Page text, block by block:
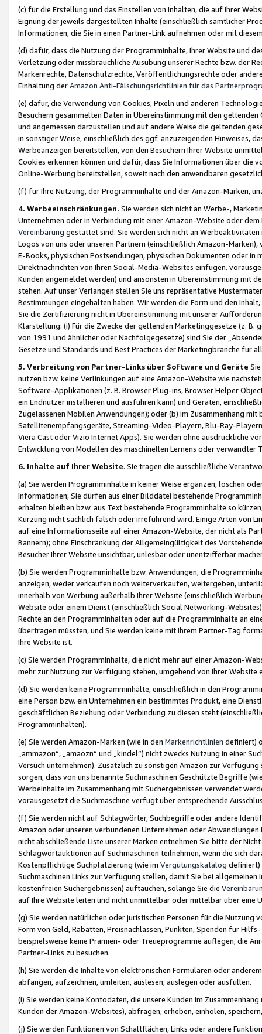
(c) für die Erstellung und das Einstellen von Inhalten, die auf Ihrer
Eignung der jeweils dargestellten Inhalte (einschließlich sämtlicher
Informationen, die Sie in einen Partner-Link aufnehmen oder mit
(d) dafür, dass die Nutzung der Programminhalte, Ihrer Website und
Verletzung oder missbräuchliche Ausübung unserer Rechte bzw. der
Markenrechte, Datenschutzrechte, Veröffentlichungsrechte oder
Einhaltung derAmazon Anti-Fälschungsrichtlinien für das
(e) dafür, die Verwendung von Cookies, Pixeln und anderen
Besuchern gesammelten Daten in Übereinstimmung mit den
und angemessen darzustellen und auf andere Weise die geltenden
in sonstiger Weise, einschließlich des ggf. anzuzeigenden Hinweises,
Werbeanzeigen bereitstellen, von den Besuchern Ihrer Website
Cookies erkennen können und dafür, dass Sie Informationen über die
Online-Werbung bereitstellen, soweit nach den anwendbaren
(f) für Ihre Nutzung, der Programminhalte und der Amazon-Marken,
4. Werbeeinschränkungen. Sie werden sich nicht an Werbe-,
Unternehmen oder in Verbindung mit einer Amazon-Website oder
Vereinbarung gestattet sind. Sie werden sich nicht an
Logos von uns oder unseren Partnern (einschließlich Amazon-
E-Books, physischen Postsendungen, physischen Dokumenten oder in
Direktnachrichten von Ihren Social-Media-Websites einfügen.
Kunden angemeldet werden) und ansonsten in Übereinstimmung mit
stehen. Auf unser Verlangen stellen Sie uns repräsentative
Bestimmungen eingehalten haben. Wir werden die Form und den
Sie die Zertifizierung nicht in Übereinstimmung mit unserer
Klarstellung: (i) Für die Zwecke der geltenden Marketinggesetze (z. B.
von 1991 und ähnlicher oder Nachfolgegesetze) sind Sie der
Gesetze und Standards und Best Practices der Marketingbranche für
5. Verbreitung von Partner-Links über Software und Geräte
nutzen bzw. keine Verlinkungen auf eine Amazon-Website wie
Software-Applikationen (z. B. Browser Plug-ins, Browser Helper
ein Endnutzer installieren und ausführen kann) und Geräten,
Zugelassenen Mobilen Anwendungen); oder (b) im Zusammenhang
Satellitenempfangsgeräte, Streaming-Video-Playern, Blu-Ray-
Viera Cast oder Vizio Internet Apps). Sie werden ohne ausdrückliche
Entwicklung von Modellen des maschinellen Lernens oder
6. Inhalte auf Ihrer Website. Sie tragen die ausschließliche
(a) Sie werden Programminhalte in keiner Weise ergänzen, löschen
Informationen; Sie dürfen aus einer Bilddatei bestehende
erhalten bleiben bzw. aus Text bestehende Programminhalte so
Kürzung nicht sachlich falsch oder irreführend wird. Einige Arten von
auf eine Informationsseite auf einer Amazon-Website, der nicht als
Bannern); ohne Einschränkung der Allgemeingültigkeit des
Besucher Ihrer Website unsichtbar, unlesbar oder unentzifferbar
(b) Sie werden Programminhalte bzw. Anwendungen, die
anzeigen, weder verkaufen noch weiterverkaufen, weitergeben,
innerhalb von Werbung außerhalb Ihrer Website (einschließlich
Website oder einem Dienst (einschließlich Social Networking-
Rechte an den Programminhalten oder auf die Programminhalte an
übertragen müssten, und Sie werden keine mit Ihrem Partner-Tag
Ihre Website ist.
(c) Sie werden Programminhalte, die nicht mehr auf einer Amazon-
mehr zur Nutzung zur Verfügung stehen, umgehend von Ihrer
(d) Sie werden keine Programminhalte, einschließlich in den
eine Person bzw. ein Unternehmen ein bestimmtes Produkt, eine
geschäftlichen Beziehung oder Verbindung zu diesen steht
Programminhalten).
(e) Sie werden Amazon-Marken (wie in den Markenrichtlinien definiert)
„ammazon“, „amaozn“ und „kindel“) nicht zwecks Nutzung in einer
Versuch unternehmen). Zusätzlich zu sonstigen Amazon zur
sorgen, dass von uns benannte Suchmaschinen Geschützte Begriffe
Werbeinhalte im Zusammenhang mit Suchergebnissen verwendet
vorausgesetzt die Suchmaschine verfügt über entsprechende
(f) Sie werden nicht auf Schlagwörter, Suchbegriffe oder andere
Amazon oder unseren verbundenen Unternehmen oder
nicht abschließende Liste unserer Marken entnehmen Sie bitte der
Schlagwortauktionen auf Suchmaschinen teilnehmen, wenn die sich
Kostenpflichtige Suchplatzierung (wie im Vergütungskatalog definiert)
Suchmaschinen Links zur Verfügung stellen, damit Sie bei
kostenfreien Suchergebnissen) auftauchen, solange Sie die
auf Ihre Website leiten und nicht unmittelbar oder mittelbar über eine
(g) Sie werden natürlichen oder juristischen Personen für die Nutzung
Form von Geld, Rabatten, Preisnachlässen, Punkten, Spenden für
beispielsweise keine Prämien- oder Treueprogramme auflegen, die
Partner-Links zu besuchen.
(h) Sie werden die Inhalte von elektronischen Formularen oder
abfangen, aufzeichnen, umleiten, auslesen, auslegen oder ausfüllen.
(i) Sie werden keine Kontodaten, die unsere Kunden im
Kunden der Amazon-Websites), abfragen, erheben, einholen,
(j) Sie werden Funktionen von Schaltflächen, Links oder andere